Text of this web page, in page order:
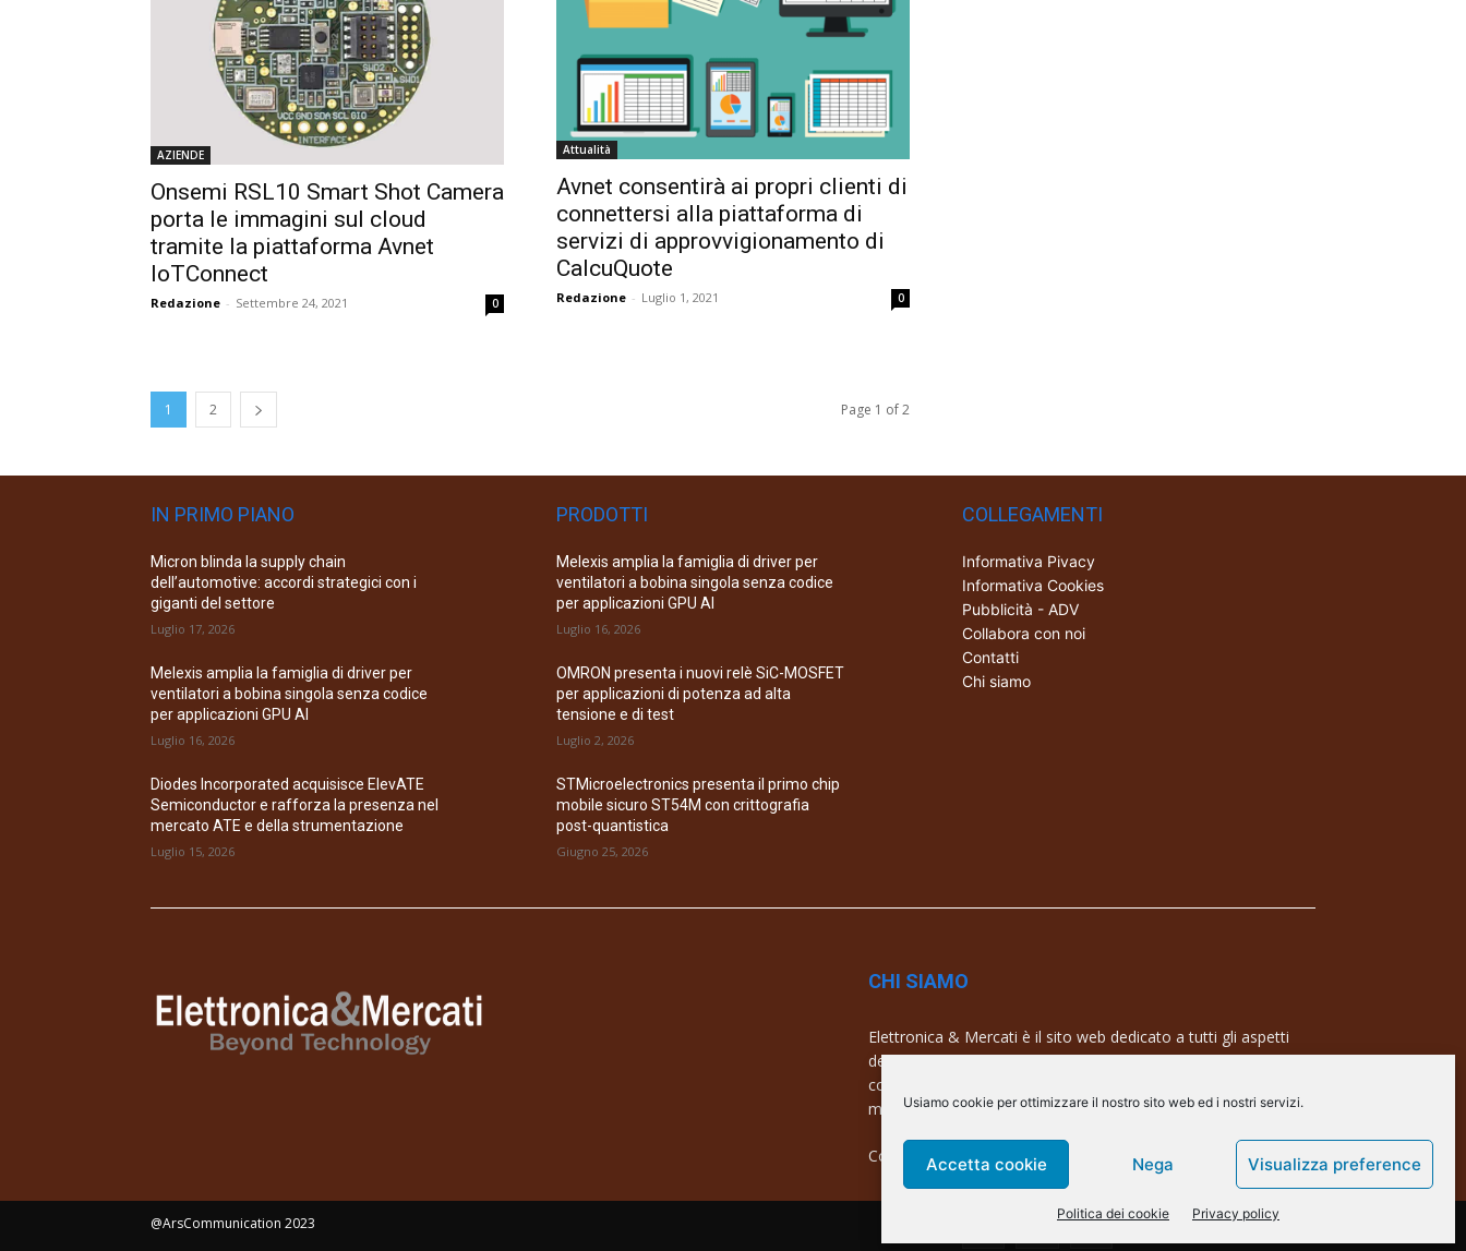
Usiamo cookie per ottimizzare il nostro sito web ed i nostri servizi.
Accetta cookie Nega Visualizza preference
Politica dei cookie Privacy policy
AZIENDE
Onsemi RSL10 Smart Shot Camera
porta le immagini sul cloud
tramite la piattaforma Avnet
IoTConnect
Redazione - Settembre 24, 2021 0
Attualità
Avnet consentirà ai propri clienti di
connettersi alla piattaforma di
servizi di approvvigionamento di
CalcuQuote
Redazione - Luglio 1, 2021 0
1 2 Page 1 of 2
IN PRIMO PIANO
Micron blinda la supply chain
dell’automotive: accordi strategici con i
giganti del settore
Luglio 17, 2026
Melexis amplia la famiglia di driver per
ventilatori a bobina singola senza codice
per applicazioni GPU AI
Luglio 16, 2026
Diodes Incorporated acquisisce ElevATE
Semiconductor e rafforza la presenza nel
mercato ATE e della strumentazione
Luglio 15, 2026
PRODOTTI
Melexis amplia la famiglia di driver per
ventilatori a bobina singola senza codice
per applicazioni GPU AI
Luglio 16, 2026
OMRON presenta i nuovi relè SiC-MOSFET
per applicazioni di potenza ad alta
tensione e di test
Luglio 2, 2026
STMicroelectronics presenta il primo chip
mobile sicuro ST54M con crittografia
post-quantistica
Giugno 25, 2026
COLLEGAMENTI
Informativa Pivacy
Informativa Cookies
Pubblicità - ADV
Collabora con noi
Contatti
Chi siamo
CHI SIAMO
Elettronica & Mercati è il sito web dedicato a tutti gli aspetti
dell’elettronica professionale e dell’industria dei semiconduttori,
con una copertura a 360° che coinvolge tecnologie, prodotti,
mercati e aziende.
Contatti:info@arscommunication.it
@ArsCommunication 2023